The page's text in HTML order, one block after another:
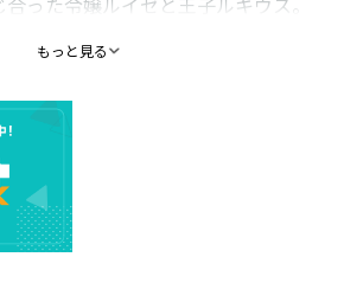
魔法大学がある都市だった。
ズを用意していたのだ！
り叶わなかった夢が目前にと、ル
破天荒な皇女アンジェリカの登場で
……。
らついつい甘やかしてしまうルイ
もっと見る